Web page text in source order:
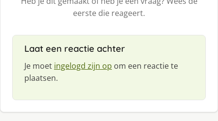
eerste die reageert.
Laat een reactie achter
Je moet ingelogd zijn op om een reactie te
plaatsen.